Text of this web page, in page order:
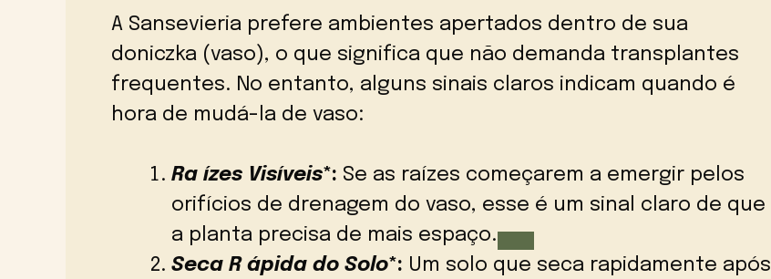
A Sansevieria prefere ambientes apertados dentro de sua
doniczka (vaso), o que significa que não demanda transplantes
frequentes. No entanto, alguns sinais claros indicam quando é
hora de mudá-la de vaso:
Ra ízes Visíveis*: Se as raízes começarem a emergir pelos
orifícios de drenagem do vaso, esse é um sinal claro de que
a planta precisa de mais espaço.
Seca R ápida do Solo*: Um solo que seca rapidamente após